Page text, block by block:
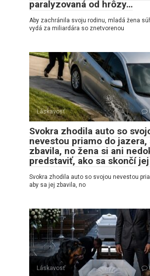
paralyzovaná od hrôzy…
Aby zachránila svoju rodinu, mladá žena
vydá za miliardára so znetvorenou
Láskavosť
Svokra zhodila auto so
nevestou priamo do jazera,
zbavila, no žena si ani
predstaviť, ako sa skončí
Svokra zhodila auto so svojou nevestou
aby sa jej zbavila, no
Láskavosť